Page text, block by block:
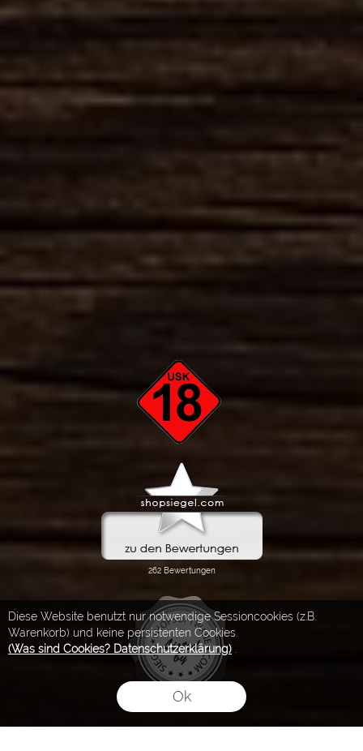
Diese Website benutzt nur notwendige Sessioncookies (z.B.
Warenkorb) und keine persistenten Cookies.
(Was sind Cookies? Datenschutzerklärung)
Ok